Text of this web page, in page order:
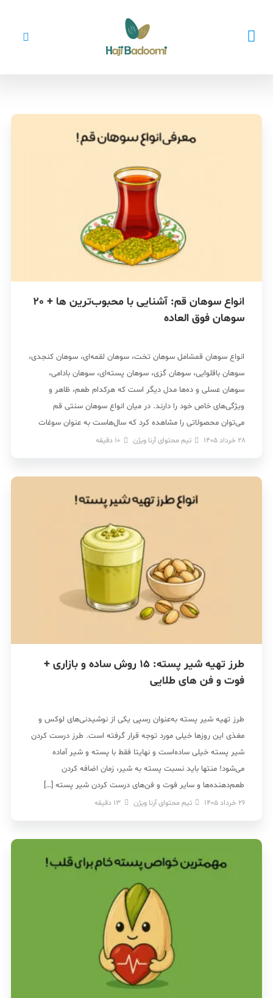
انواع سوهان قم: آشنایی با محبوب‌ترین ها + 20
سوهان فوق العاده
انواع سوهان قمشامل سوهان تخت، سوهان لقمه‌ای، سوهان کنجدی،
سوهان باقلوایی، سوهان گزی، سوهان پسته‌ای، سوهان بادامی،
سوهان عسلی و ده‌ها مدل دیگر است که هرکدام طعم، ظاهر و
ویژگی‌های خاص خود را دارند. در میان انواع سوهان سنتی قم
می‌توان محصولاتی را مشاهده کرد که سال‌هاست به عنوان سوغات
محبوب ایرانیان شناخته می‌شوند. سوهان […]
28 خرداد 1405 تیم محتوای آرنا ویژن 10 دقیقه
طرز تهیه شیر پسته: 15 روش ساده و بازاری +
فوت و فن های طلایی
طرز تهیه شیر پسته به‌عنوان رسپی یکی از نوشیدنی‌های لوکس و
مغذی این روزها خیلی مورد توجه قرار گرفته است. طرز درست کردن
شیر پسته خیلی ساده‌است و نهایتا فقط با پسته و شیر آماده
می‌شود! منتها باید نسبت پسته به شیر، زمان اضافه کردن
طعم‌دهنده‌ها و سایر فوت و فن‌های درست کردن شیر پسته […]
26 خرداد 1405 تیم محتوای آرنا ویژن 13 دقیقه